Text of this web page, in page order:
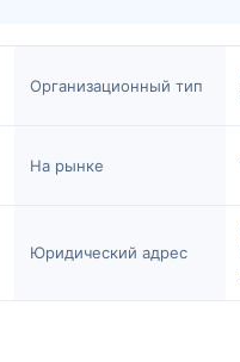
Организационный тип
На рынке
Юридический адрес